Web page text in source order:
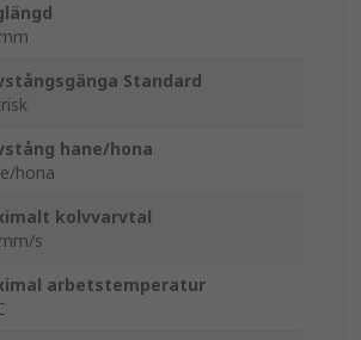
Standard
hane/hona
hona
kolvvarvtal
s
arbetstemperatur